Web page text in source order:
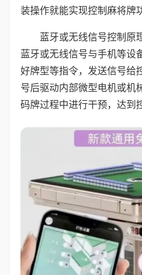
装操作就能实现控制麻将牌
蓝牙或无线信号控制原
蓝牙或无线信号与手机等设
好牌型等指令，发送信号给
号后驱动内部微型电机或机
码牌过程中进行干预，达到